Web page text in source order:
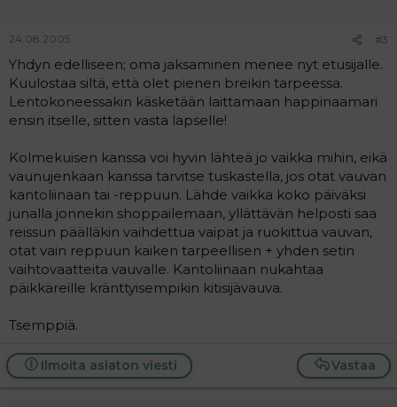
24.08.2005 #3
Yhdyn edelliseen; oma jaksaminen menee nyt etusijalle.
Kuulostaa siltä, että olet pienen breikin tarpeessa.
Lentokoneessakin käsketään laittamaan happinaamari
ensin itselle, sitten vasta lapselle!
Kolmekuisen kanssa voi hyvin lähteä jo vaikka mihin, eikä
vaunujenkaan kanssa tarvitse tuskastella, jos otat vauvan
kantoliinaan tai -reppuun. Lähde vaikka koko päiväksi
junalla jonnekin shoppailemaan, yllättävän helposti saa
reissun päälläkin vaihdettua vaipat ja ruokittua vauvan,
otat vain reppuun kaiken tarpeellisen + yhden setin
vaihtovaatteita vauvalle. Kantoliinaan nukahtaa
päikkäreille kränttyisempikin kitisijävauva.
Tsemppiä.
Vastaa
Ilmoita asiaton viesti